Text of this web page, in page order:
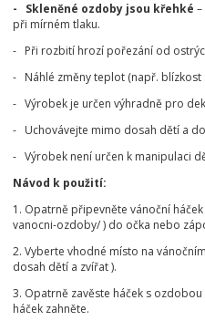
- Skleněné ozdoby jsou křehké
při mírném tlaku.
- Při rozbití hrozí pořezání od
- Náhlé změny teplot (např. blízkost
- Výrobek je určen výhradně pro
- Uchovávejte mimo dosah dětí a
- Výrobek není určen k manipulaci
Návod k použití:
1. Opatrně připevněte vánoční
vanocni-ozdoby/ ) do očka nebo
2. Vyberte vhodné místo na
dosah dětí a zvířat ).
3. Opatrně zavěste háček s
háček zahněte.